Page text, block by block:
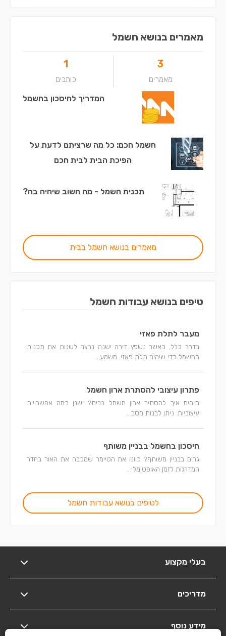
מאמרים בנושא חשמל
3
מאמרים
1
כותבים
המדריך לחיסכון בחשמל
חשמל חכם: כל מה שרציתם לדעת על
הפיכת הבית לבית חכם
תכנית חשמל - מה חשוב שיהיה בה?
מאמרים בנושא חשמל בבית
טיפים בנושא עבודות חשמל
מעבר לתלת פאזי
בדרך כלל, כאשר נשפץ דירה ישנה נרצה לשנות את תכנית
החשמל כדי שיהיה תלת פאזי. משמע...
פתרון עיצובי להסתרת ארון חשמל
תוהים איך להסתיר ארון חשמל בבית? ישנן כמה אפשרויות
עיצוביות: ניתן לבנות מסב...
חיסכון בחשמל בבניין משותף
גרים בבניין משותף? כוונו את הטיימר שמכבה את האור בחדר
המדרגות לזמן האופטימלי...
לטיפים בנושא עבודות חשמל
בעלי מקצוע
מדריכים
מידע נוסף